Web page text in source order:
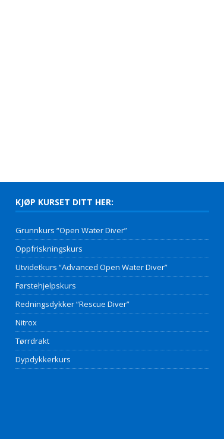
KJØP KURSET DITT HER:
Grunnkurs “Open Water Diver”
Oppfriskningskurs
Utvidetkurs “Advanced Open Water Diver”
Førstehjelpskurs
Redningsdykker “Rescue Diver”
Nitrox
Tørrdrakt
Dypdykkerkurs